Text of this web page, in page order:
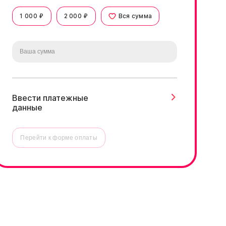
1 000 ₽ 2 000 ₽ Вся сумма
Ввести платежные
данные
Перейти к форме оплаты